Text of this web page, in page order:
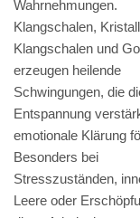
Wahrnehmungen.
Klangschalen,
Klangschalen und
erzeugen heilende
Schwingungen, die
Entspannung
emotionale Klärung
Besonders bei
Stresszuständen,
Leere oder